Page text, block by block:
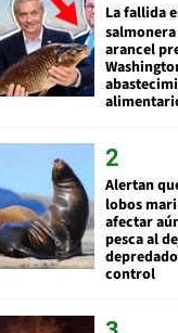
La fallida
arancel
Alertan
lobos
afectar
pesca al
control